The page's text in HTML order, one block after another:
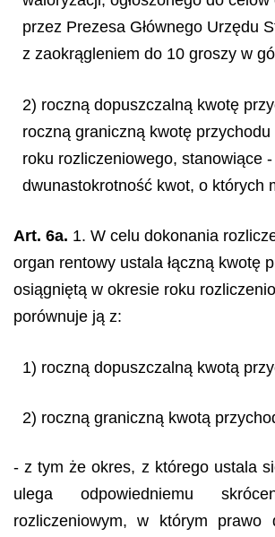
przez Prezesa Głównego Urzędu
z zaokrągleniem do 10 groszy w
2) roczną dopuszczalną kwotę
roczną graniczną kwotę
roku rozliczeniowego, stanowiące
dwunastokrotność kwot, o których
Art. 6a. 1. W celu dokonania
organ rentowy ustala łączną kwotę
osiągniętą w okresie roku
porównuje ją z:
1) roczną dopuszczalną kwotą
2) roczną graniczną kwotą
- z tym że okres, z którego ustala
ulega odpowiedniemu
rozliczeniowym, w którym prawo